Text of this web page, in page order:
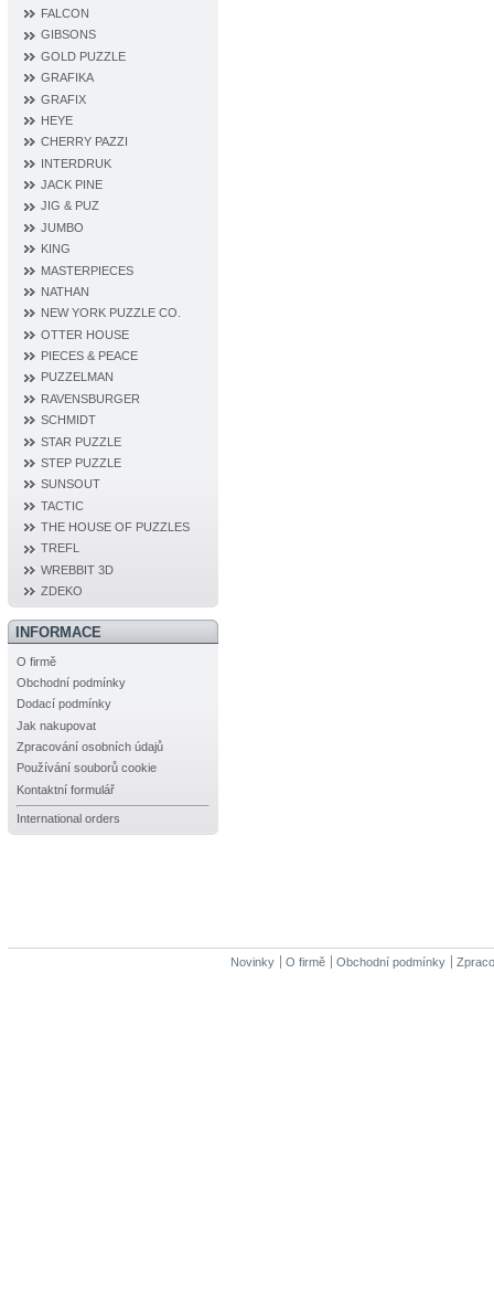
FALCON
GIBSONS
GOLD PUZZLE
GRAFIKA
GRAFIX
HEYE
CHERRY PAZZI
INTERDRUK
JACK PINE
JIG & PUZ
JUMBO
KING
MASTERPIECES
NATHAN
NEW YORK PUZZLE CO.
OTTER HOUSE
PIECES & PEACE
PUZZELMAN
RAVENSBURGER
SCHMIDT
STAR PUZZLE
STEP PUZZLE
SUNSOUT
TACTIC
THE HOUSE OF PUZZLES
TREFL
WREBBIT 3D
ZDEKO
INFORMACE
O firmě
Obchodní podmínky
Dodací podmínky
Jak nakupovat
Zpracování osobních údajů
Používání souborů cookie
Kontaktní formulář
International orders
Novinky O firmě Obchodní podmínky